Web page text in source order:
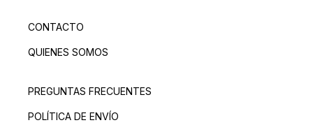
CONTACTO
QUIENES SOMOS
PREGUNTAS FRECUENTES
POLÍTICA DE ENVÍO